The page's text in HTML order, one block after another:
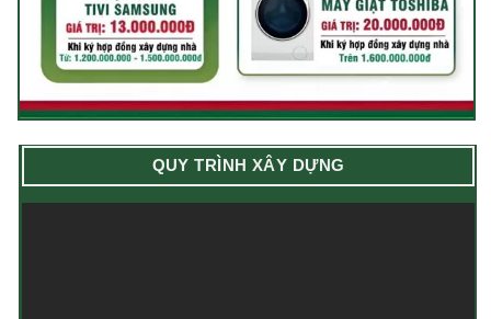
QUY TRÌNH XÂY DỰNG